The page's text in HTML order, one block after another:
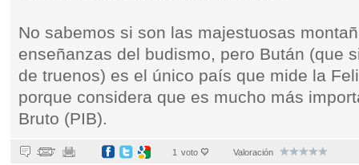
No sabemos si son las majestuosas
enseñanzas del budismo, pero Bután (que
de truenos) es el único país que mide la
porque considera que es mucho más
Bruto (PIB).
1 voto Valoración